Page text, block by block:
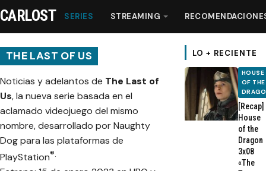
Series
Streaming
Recomendaciones
CARLOST SERIES STREAMING
THE LAST OF US
Noticias y adelantos de The Last of
Us, la nueva serie basada en el
aclamado videojuego del mismo
nombre, desarrollado por Naughty
Dog para las plataformas de
PlayStation®.
LO + RECIENTE
HOUSE
OF THE
[Recap]
House
of the
Dragon
3x08
«The